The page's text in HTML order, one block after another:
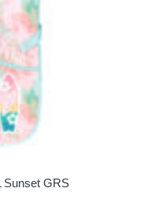
Sunset GRS